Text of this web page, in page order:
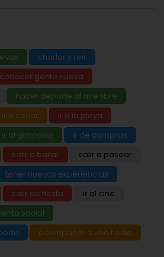
charlar y reir
conocer gente nueva
hacer deporte al aire libre
ir a cenar
ir a la playa
ir al gimnasio
ir de compras
salir a bailar
salir a pasear
tener nuevas experiencias
salir de fiesta
ir al cine
social
acompañar a una fiesta